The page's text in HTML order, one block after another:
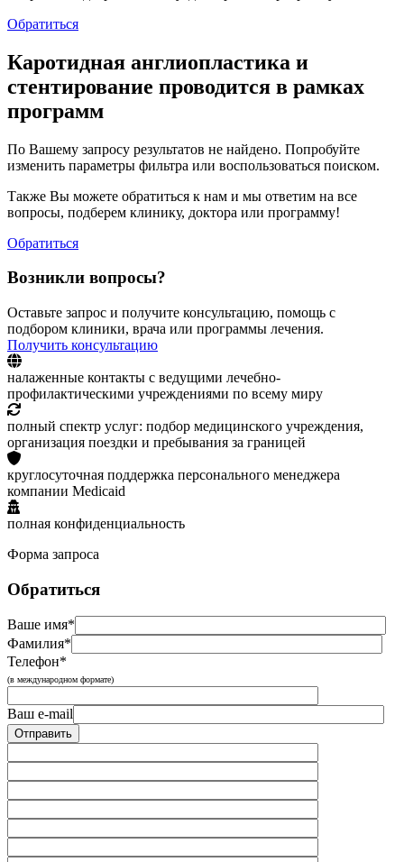
Обратиться
Каротидная англиопластика и
стентирование проводится в рамках
программ
По Вашему запросу результатов не найдено. Попробуйте
изменить параметры фильтра или воспользоваться поиском.
Также Вы можете обратиться к нам и мы ответим на все
вопросы, подберем клинику, доктора или программу!
Обратиться
Возникли вопросы?
Оставьте запрос и получите консультацию, помощь с
подбором клиники, врача или программы лечения.
Получить консультацию
налаженные контакты с ведущими лечебно-
профилактическими учреждениями по всему миру
полный спектр услуг: подбор медицинского учреждения,
организация поездки и пребывания за границей
круглосуточная поддержка персонального менеджера
компании Medicaid
полная конфиденциальность
Форма запроса
Обратиться
Ваше имя*
Фамилия*
Телефон*
(в международном формате)
Ваш e-mail